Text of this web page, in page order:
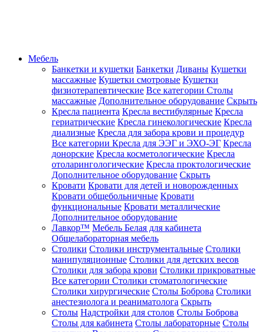
Мебель
Банкетки и кушетки Банкетки Диваны Кушетки
массажные Кушетки смотровые Кушетки
физиотерапевтические Все категории Столы
массажные Дополнительное оборудование Скрыть
Кресла пациента Кресла вестибулярные Кресла
гериатрические Кресла гинекологические Кресла
диализные Кресла для забора крови и процедур
Все категории Кресла для ЭЭГ и ЭХО-ЭГ Кресла
донорские Кресла косметологические Кресла
отоларингологические Кресла проктологические
Дополнительное оборудование Скрыть
Кровати Кровати для детей и новорожденных
Кровати общебольничные Кровати
функциональные Кровати металлические
Дополнительное оборудование
Лавкор™ Мебель Белая для кабинета
Общелабораторная мебель
Столики Столики инструментальные Столики
манипуляционные Столики для детских весов
Столики для забора крови Столики прикроватные
Все категории Столики стоматологические
Столики хирургические Столы Боброва Столики
анестезиолога и реаниматолога Скрыть
Столы Надстройки для столов Столы Боброва
Столы для кабинета Столы лабораторные Столы